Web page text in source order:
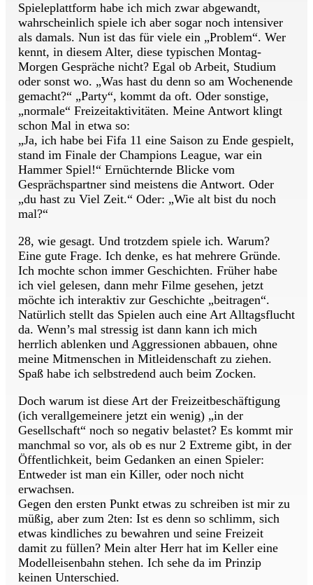
Spieleplattform habe ich mich zwar abgewandt,
wahrscheinlich spiele ich aber sogar noch intensiver
als damals. Nun ist das für viele ein „Problem“. Wer
kennt, in diesem Alter, diese typischen Montag-
Morgen Gespräche nicht? Egal ob Arbeit, Studium
oder sonst wo. „Was hast du denn so am Wochenende
gemacht?“ „Party“, kommt da oft. Oder sonstige,
„normale“ Freizeitaktivitäten. Meine Antwort klingt
schon Mal in etwa so:
„Ja, ich habe bei Fifa 11 eine Saison zu Ende gespielt,
stand im Finale der Champions League, war ein
Hammer Spiel!“ Ernüchternde Blicke vom
Gesprächspartner sind meistens die Antwort. Oder
„du hast zu Viel Zeit.“ Oder: „Wie alt bist du noch
mal?“
28, wie gesagt. Und trotzdem spiele ich. Warum?
Eine gute Frage. Ich denke, es hat mehrere Gründe.
Ich mochte schon immer Geschichten. Früher habe
ich viel gelesen, dann mehr Filme gesehen, jetzt
möchte ich interaktiv zur Geschichte „beitragen“.
Natürlich stellt das Spielen auch eine Art Alltagsflucht
da. Wenn’s mal stressig ist dann kann ich mich
herrlich ablenken und Aggressionen abbauen, ohne
meine Mitmenschen in Mitleidenschaft zu ziehen.
Spaß habe ich selbstredend auch beim Zocken.
Doch warum ist diese Art der Freizeitbeschäftigung
(ich verallgemeinere jetzt ein wenig) „in der
Gesellschaft“ noch so negativ belastet? Es kommt mir
manchmal so vor, als ob es nur 2 Extreme gibt, in der
Öffentlichkeit, beim Gedanken an einen Spieler:
Entweder ist man ein Killer, oder noch nicht
erwachsen.
Gegen den ersten Punkt etwas zu schreiben ist mir zu
müßig, aber zum 2ten: Ist es denn so schlimm, sich
etwas kindliches zu bewahren und seine Freizeit
damit zu füllen? Mein alter Herr hat im Keller eine
Modelleisenbahn stehen. Ich sehe da im Prinzip
keinen Unterschied.